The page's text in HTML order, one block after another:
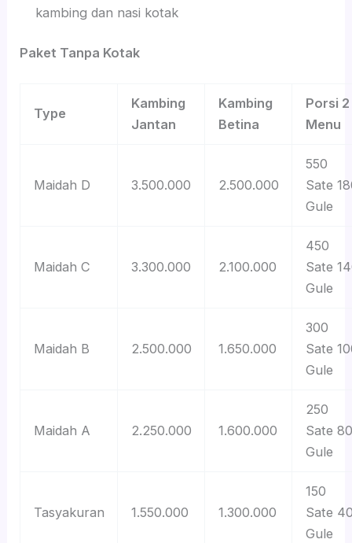
kambing dan nasi kotak
Paket Tanpa Kotak
Type
Kambing
Jantan
Kambing
Betina
Porsi 2
Menu
Maidah D 3.500.000 2.500.000
550
Sate
Gule
Maidah C 3.300.000 2.100.000
450
Sate
Gule
Maidah B 2.500.000 1.650.000
300
Sate
Gule
Maidah A 2.250.000 1.600.000
250
Sate 80
Gule
Tasyakuran 1.550.000 1.300.000
150
Sate
Gule